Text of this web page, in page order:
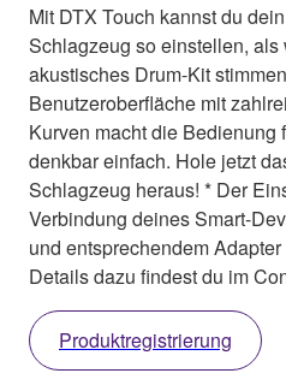
Mit DTX Touch kannst du
Schlagzeug so einstellen, als
akustisches Drum-Kit
Benutzeroberfläche mit
Kurven macht die Bedienung
denkbar einfach. Hole jetzt
Schlagzeug heraus! * Der
Verbindung deines Smart-
und entsprechendem
Details dazu findest du im
Produktregistrierung